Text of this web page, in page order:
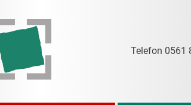
Telefon 0561